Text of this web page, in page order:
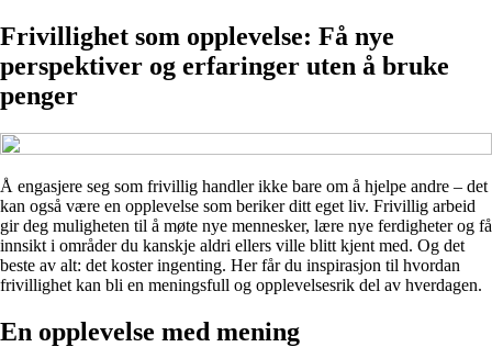
Frivillighet som opplevelse: Få nye
perspektiver og erfaringer uten å bruke
penger
Å engasjere seg som frivillig handler ikke bare om å hjelpe andre – det
kan også være en opplevelse som beriker ditt eget liv. Frivillig arbeid
gir deg muligheten til å møte nye mennesker, lære nye ferdigheter og få
innsikt i områder du kanskje aldri ellers ville blitt kjent med. Og det
beste av alt: det koster ingenting. Her får du inspirasjon til hvordan
frivillighet kan bli en meningsfull og opplevelsesrik del av hverdagen.
En opplevelse med mening